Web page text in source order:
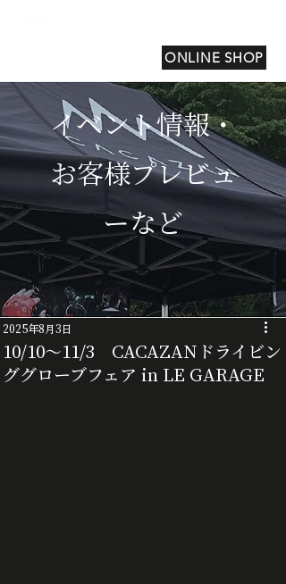
ONLINE SHOP
イベント情報・
お客様プレビュ
ーなど
10/10～11/3 CACAZANドライビン
ググローブフェア in LE GARAGE
2025年8月3日